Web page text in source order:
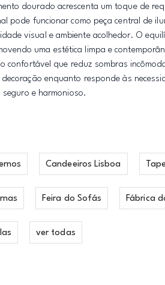
dourado acrescenta um toque de
pode funcionar como peça central de
visual e ambiente acolhedor. O
uma estética limpa e
confortável que reduz sombras
enquanto responde às
e harmonioso.
Candeeiros Lisboa
Feira do Sofás Fábrica
ver todas